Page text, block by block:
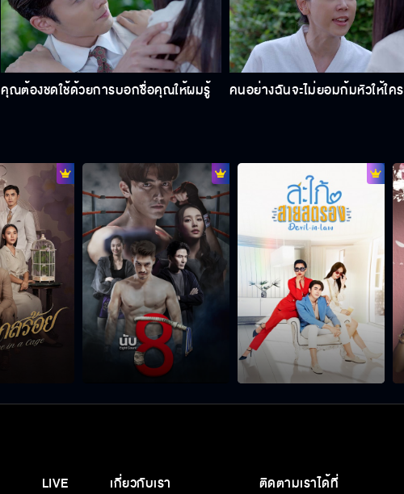
คุณต้องชดใช้ด้วยการบอกชื่อคุณให้ผมรู้ คนอย่างฉันจะไม่ยอมก้มหัวให้ใคร
LIVE เกี่ยวกับเรา ติดตามเราได้ที่